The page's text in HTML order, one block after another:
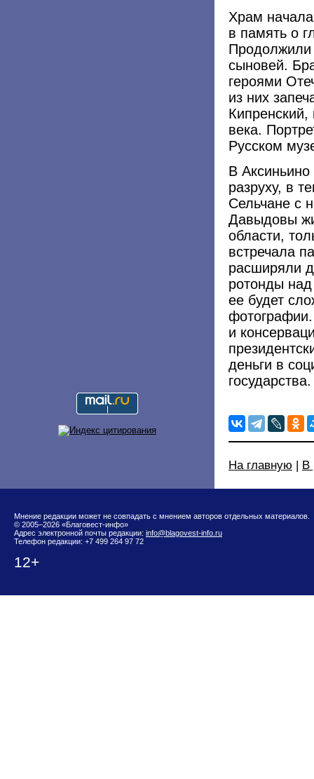
Храм
в память о
Продолжили
сыновей.
героями
из них
века.
Русском
В
разруху, в
Сельчане с
Давыдовы
области,
встречала
расширяли
ротонды
ее будет
и
деньги в
государства.
На главную | В
Мнение редакции может не совпадать с мнением авторов отдельных материалов.
© 2005–2026 «Благовест-инфо»
Адрес электронной почты редакции: info@blagovest-info.ru
Телефон редакции: +7 499 264 97 72
12+